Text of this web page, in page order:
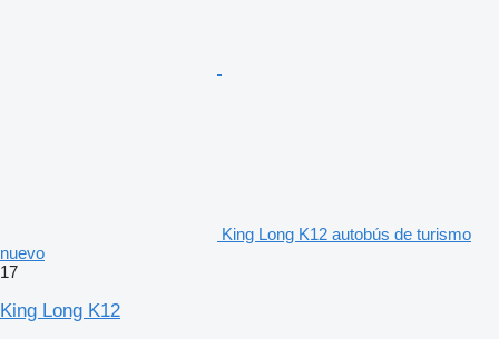
King Long K12 autobús de turismo
nuevo
17
King Long K12